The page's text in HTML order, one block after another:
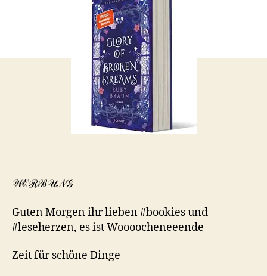
𝒲ℰℛℬ𝒰𝒩𝒢
Guten Morgen ihr lieben #bookies und
#leseherzen, es ist Woooocheneeende
Zeit für schöne Dinge